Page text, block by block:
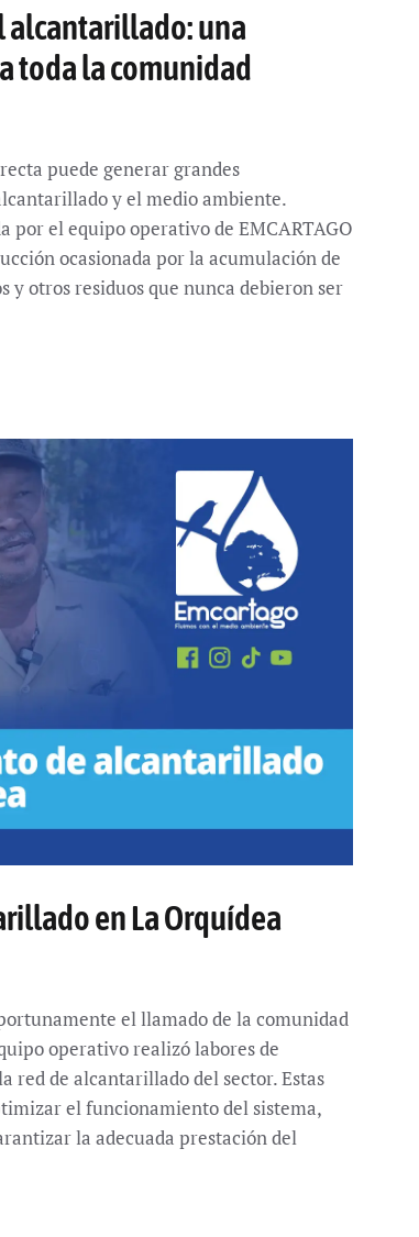
alcantarillado: una
toda la comunidad
puede generar grandes
y el medio ambiente.
el equipo operativo de EMCARTAGO
ocasionada por la acumulación de
y otros residuos que nunca debieron ser
en La Orquídea
el llamado de la comunidad
operativo realizó labores de
de alcantarillado del sector. Estas
el funcionamiento del sistema,
la adecuada prestación del